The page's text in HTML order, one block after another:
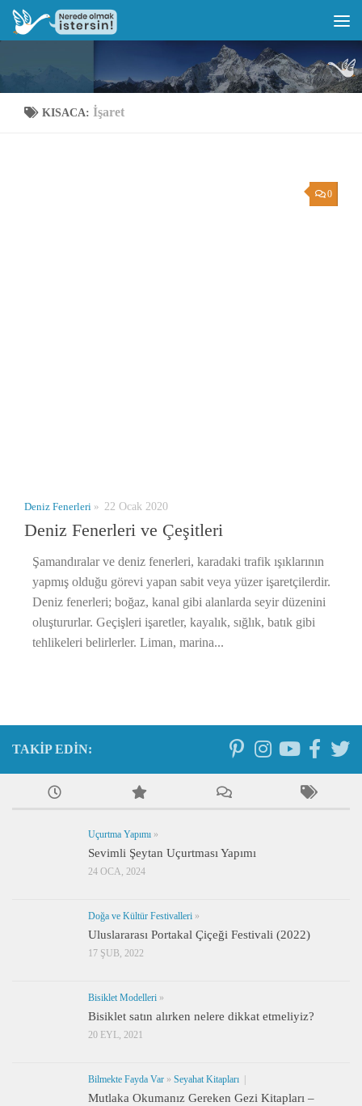
KISACA: İşaret
0
Deniz Fenerleri » 22 Ocak 2020
Deniz Fenerleri ve Çeşitleri
Şamandıralar ve deniz fenerleri, karadaki trafik ışıklarının
yapmış olduğu görevi yapan sabit veya yüzer işaretçilerdir.
Deniz fenerleri; boğaz, kanal gibi alanlarda seyir düzenini
oluştururlar. Geçişleri işaretler, kayalık, sığlık, batık gibi
tehlikeleri belirlerler. Liman, marina...
TAKIP EDIN:
Uçurtma Yapımı »
Sevimli Şeytan Uçurtması Yapımı
24 OCA, 2024
Doğa ve Kültür Festivalleri »
Uluslararası Portakal Çiçeği Festivali (2022)
17 ŞUB, 2022
Bisiklet Modelleri »
Bisiklet satın alırken nelere dikkat etmeliyiz?
20 EYL, 2021
Bilmekte Fayda Var » Seyahat Kitapları
Mutlaka Okumanız Gereken Gezi Kitapları –